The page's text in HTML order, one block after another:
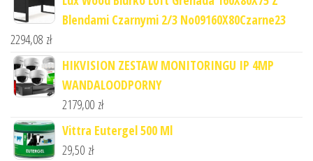
Blendami Czarnymi 2/3 No09160X80Czarne23
2294,08 zł
HIKVISION ZESTAW MONITORINGU IP 4MP
WANDALOODPORNY
2179,00 zł
Vittra Eutergel 500 Ml
29,50 zł